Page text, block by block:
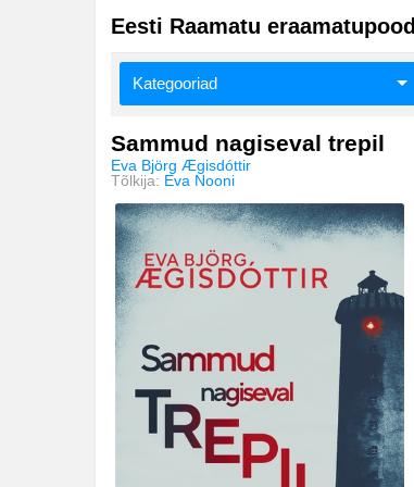
Eesti Raamatu eraamatupood
Kategooriad
Ajalugu/sõjandus
Biograafiad ja memuaarid
Eesti autorid
Fantaasia
Ilukirjandus
Klassika
Sammud nagiseval trepil
Eva Björg Ægisdóttir
Tõlkija: Eva Nooni